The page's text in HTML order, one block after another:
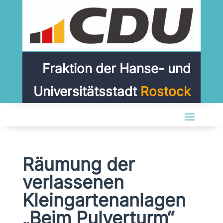
Fraktion der Hanse- und
Universitätsstadt Rostock
Räumung der
verlassenen
Kleingartenanlagen
„Beim Pulverturm“